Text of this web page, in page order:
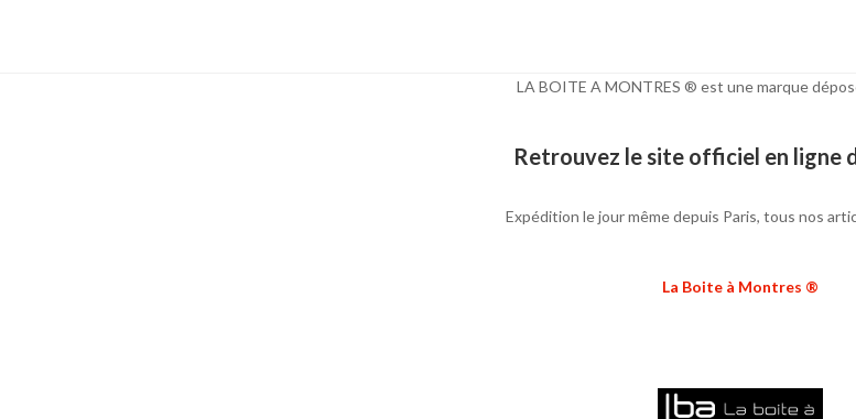
LA BOITE A MONTRES ® est une marque
Retrouvez le site officiel en ligne
Expédition le jour même depuis Paris, tous nos
La Boite à Montres ®